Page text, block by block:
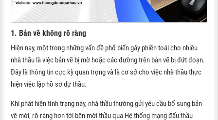
1. Bản vẽ không rõ ràng
Hiện nay, một trong những vấn đề phổ biến gây phiền toái cho nhiều
nhà thầu là việc bản vẽ bị mờ hoặc các đường trên bản vẽ bị đứt đoạn.
Đây là thông tin cực kỳ quan trọng và là cơ sở cho việc nhà thầu thực
hiện việc lập hồ sơ dự thầu.
Khi phát hiện tình trạng này, nhà thầu thường gửi yêu cầu bổ sung bản
vẽ mới, rõ ràng hơn tới bên mời thầu qua Hệ thống mạng đấu thầu